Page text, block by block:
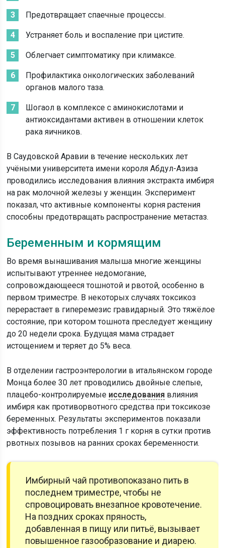
Предотвращает спаечные процессы.
Устраняет боль и воспаление при цистите.
Облегчает симптоматику при климаксе.
Профилактика онкологических заболеваний
органов малого таза.
Шогаол в комплексе с аминокислотами и
антиоксидантами активен в отношении клеток
рака яичников.
В Саудовской Аравии в течение нескольких лет
учёными университета имени короля Абдул-Азиза
проводились исследования влияния экстракта имбиря
на рак молочной железы у женщин. Эксперимент
показал, что активные компоненты корня растения
способны предотвращать распространение метастаз.
Беременным и кормящим
Во время вынашивания малыша многие женщины
испытывают утреннее недомогание,
сопровождающееся тошнотой и рвотой, особенно в
первом триместре. В некоторых случаях токсикоз
перерастает в гиперемезис гравидарный. Это тяжёлое
состояние, при котором тошнота преследует женщину
до 20 недели срока. Будущая мама страдает
истощением и теряет до 5% веса.
В отделении гастроэнтерологии в итальянском городе
Монца более 30 лет проводились двойные слепые,
плацебо-контролируемые исследования влияния
имбиря как противорвотного средства при токсикозе
беременных. Результаты экспериментов показали
эффективность потребления 1 г корня в сутки против
рвотных позывов на ранних сроках беременности.
Имбирный чай противопоказано пить в
последнем триместре, чтобы не
спровоцировать внезапное кровотечение.
На поздних сроках пряность,
добавленная в пищу или питьё, вызывает
повышенное газообразование и диарею.